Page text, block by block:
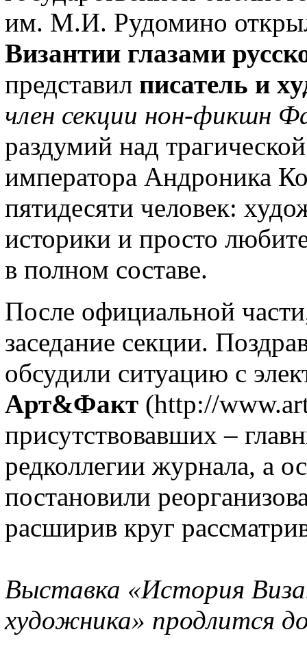
им. М.И. Рудомино
Византии глазами
представил писатель и
член секции нон-фикшн
раздумий над
императора Андроника
пятидесяти человек:
историки и просто
в полном составе.
После официальной
заседание секции.
обсудили ситуацию с
Арт&Факт (http://
присутствовавших –
редколлегии журнала, а
постановили
расширив круг
Выставка «История
художника» продлится